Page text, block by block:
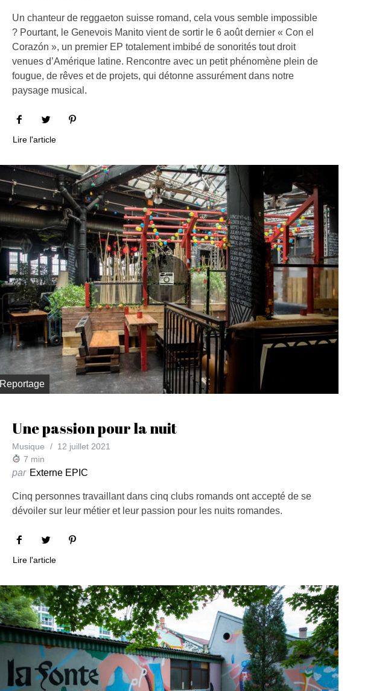
Un chanteur de reggaeton suisse romand, cela vous semble impossible
? Pourtant, le Genevois Manito vient de sortir le 6 août dernier « Con el
Corazón », un premier EP totalement imbibé de sonorités tout droit
venues d’Amérique latine. Rencontre avec un petit phénomène plein de
fougue, de rêves et de projets, qui détonne assurément dans notre
paysage musical.
Lire l'article
Reportage
Une passion pour la nuit
Musique
12 juillet 2021
7 min
par Externe EPIC
Cinq personnes travaillant dans cinq clubs romands ont accepté de se
dévoiler sur leur métier et leur passion pour les nuits romandes.
Lire l'article